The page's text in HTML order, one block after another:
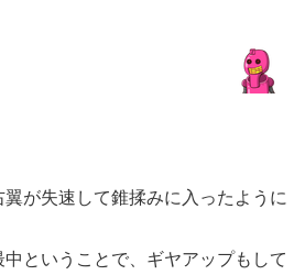
が失速して錐揉みに入ったように
ということで、ギヤアップもして